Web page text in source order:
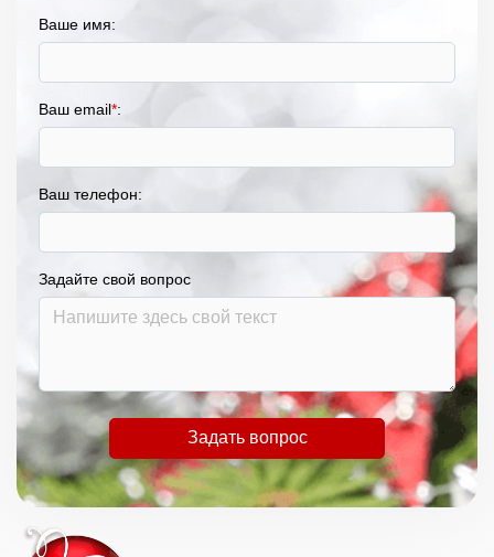
Ваше имя:
Ваш email*:
Ваш телефон:
Задайте свой вопрос
Задать вопрос